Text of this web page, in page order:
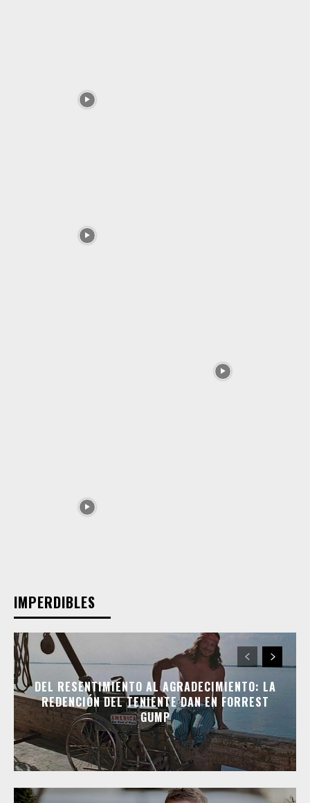
IMPERDIBLES
DEL RESENTIMIENTO AL AGRADECIMIENTO: LA
REDENCIÓN DEL TENIENTE DAN EN FORREST
GUMP